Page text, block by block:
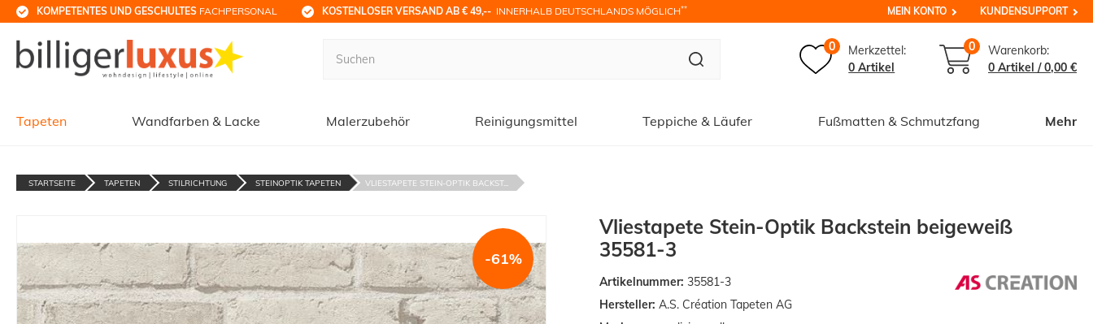
KOMPETENTES UND GESCHULTES FACHPERSONAL KOSTENLOSER VERSAND AB € 49,-- INNERHALB DEUTSCHLANDS MÖGLICH** MEIN KONTO KUNDENSUPPORT
0
Merkzettel:
0 Artikel
0
Warenkorb:
0 Artikel /0,00 €
Tapeten Wandfarben & Lacke Malerzubehör Reinigungsmittel Teppiche & Läufer Fußmatten & Schmutzfang Mehr
STARTSEITE TAPETEN STILRICHTUNG STEINOPTIK TAPETEN VLIESTAPETE STEIN-OPTIK BACKST...
-61%
Vliestapete Stein-Optik Backstein beigeweiß
35581-3
Artikelnummer: 35581-3
Hersteller: A.S. Création Tapeten AG